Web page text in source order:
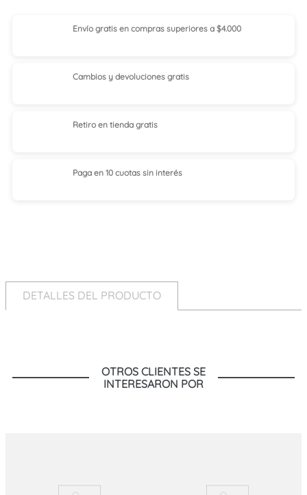
Envío gratis en compras superiores a $4.000
Cambios y devoluciones gratis
Retiro en tiendagratis
Paga en 10 cuotassin interés
DETALLES DEL PRODUCTO
OTROS CLIENTES SE
INTERESARON POR